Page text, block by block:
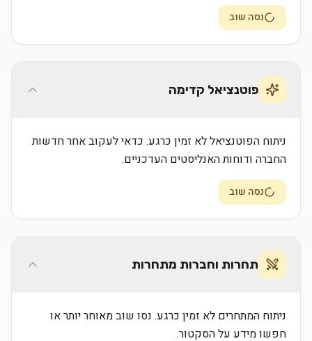
נסה שוב
פוטנציאל קדימה
ניתוח הפוטנציאל לא זמין כרגע. כדאי לעקוב אחר חדשות
החברה ודוחות האנליסטים העדכניים.
נסה שוב
תחרות וחברות מתחרות
ניתוח המתחרים לא זמין כרגע. נסו שוב מאוחר יותר או
חפשו מידע על הסקטור.